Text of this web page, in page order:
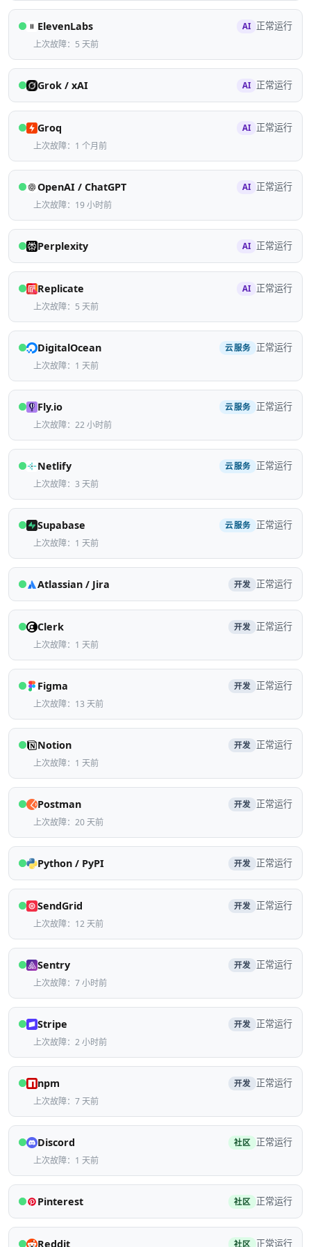
ElevenLabs AI 正常运行
上次故障：5 天前
Grok / xAI AI 正常运行
Groq AI 正常运行
上次故障：1 个月前
OpenAI / ChatGPT AI 正常运行
上次故障：19 小时前
Perplexity AI 正常运行
Replicate AI 正常运行
上次故障：5 天前
DigitalOcean 云服务 正常运行
上次故障：1 天前
Fly.io 云服务 正常运行
上次故障：22 小时前
Netlify 云服务 正常运行
上次故障：3 天前
Supabase 云服务 正常运行
上次故障：1 天前
Atlassian / Jira 开发 正常运行
Clerk 开发 正常运行
上次故障：1 天前
Figma 开发 正常运行
上次故障：13 天前
Notion 开发 正常运行
上次故障：1 天前
Postman 开发 正常运行
上次故障：20 天前
Python / PyPI 开发 正常运行
SendGrid 开发 正常运行
上次故障：12 天前
Sentry 开发 正常运行
上次故障：7 小时前
Stripe 开发 正常运行
上次故障：2 小时前
npm 开发 正常运行
上次故障：7 天前
Discord 社区 正常运行
上次故障：1 天前
Pinterest 社区 正常运行
Reddit 社区 正常运行